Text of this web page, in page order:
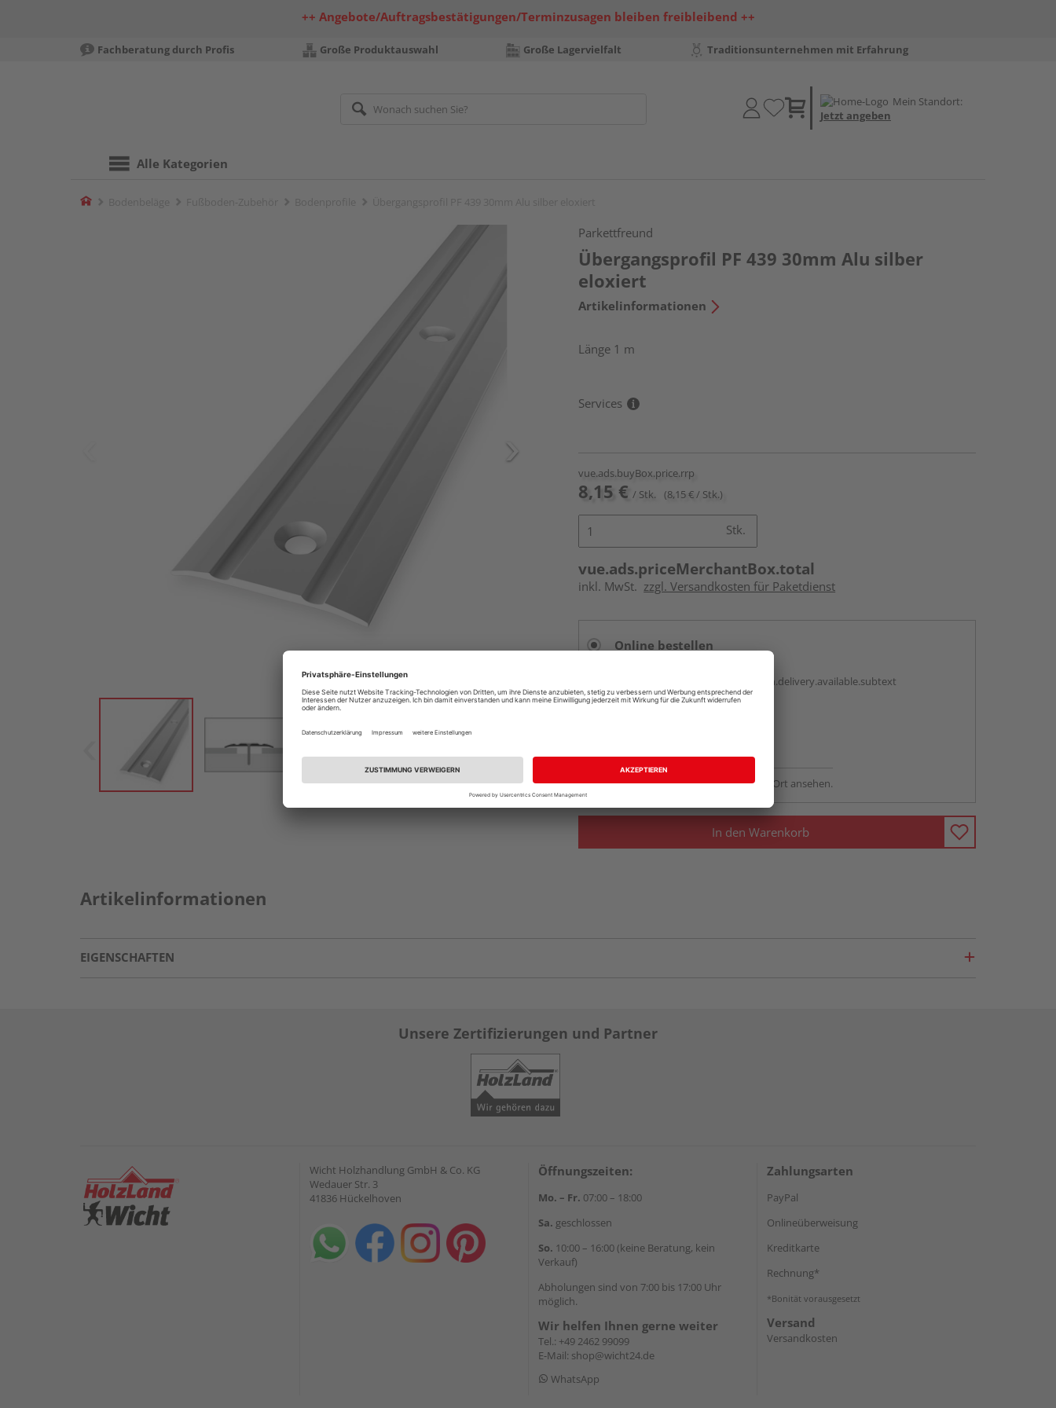
++ Angebote/Auftragsbestätigungen/Terminzusagen bleiben freibleibend ++
Fachberatung durch Profis Große Produktauswahl Große Lagervielfalt Traditionsunternehmen mit Erfahrung
Mein Standort:
Jetzt angeben
Alle Kategorien
Home
Parkettfreund
Übergangsprofil PF 439 30mm Alu silber
eloxiert
Artikelinformationen
Länge 1 m
Services
vue.ads.buyBox.price.rrp
8,15 € / Stk. (8,15 € / Stk.)
Stk.
vue.ads.priceMerchantBox.total
inkl. MwSt. zzgl. Versandkosten für Paketdienst
Online bestellen
vue.ads.priceMerchantBox.option.delivery.available.subtext
Verfügbar in der Ausstellung - vor Ort ansehen.
In den Warenkorb
Artikelinformationen
EIGENSCHAFTEN
Unsere Zertifizierungen und Partner
Wicht Holzhandlung GmbH & Co. KG
Wedauer Str. 3
41836 Hückelhoven
Öffnungszeiten:
Mo. – Fr. 07:00 – 18:00
Sa. geschlossen
So. 10:00 – 16:00 (keine Beratung, kein
Verkauf)
Abholungen sind von 7:00 bis 17:00 Uhr
möglich.
Wir helfen Ihnen gerne weiter
Tel.: +49 2462 99099
E-Mail: shop@wicht24.de
WhatsApp
Zahlungsarten
PayPal
Onlineüberweisung
Kreditkarte
Rechnung*
*Bonität vorausgesetzt
Versand
Versandkosten